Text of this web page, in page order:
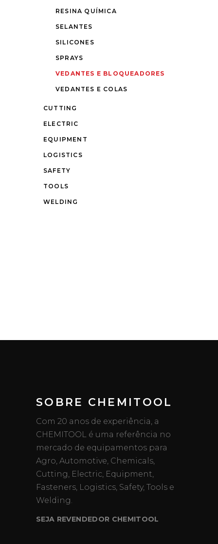
RESINA QUÍMICA
SELANTES
SILICONES
SPRAYS
VEDANTES E BLOQUEADORES
VEDANTES E COLAS
CUTTING
ELECTRIC
EQUIPMENT
LOGISTICS
SAFETY
TOOLS
WELDING
SOBRE CHEMITOOL
Com 20 anos de experiência, a
CHEMITOOL é uma referência no
mercado de equipamentos para
Agro, Automotive, Chemicals,
Cutting, Electric, Equipment,
Fasteners, Logistics, Safety, Tools e
Welding.
SEJA REVENDEDOR CHEMITOOL